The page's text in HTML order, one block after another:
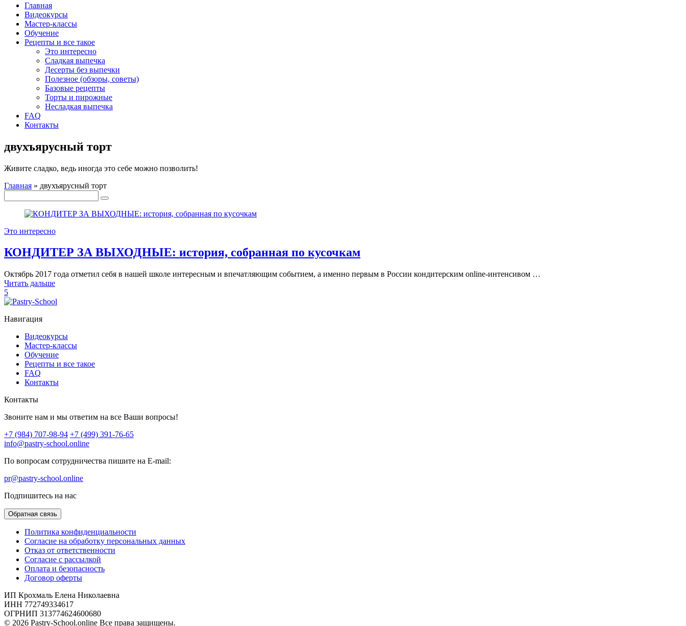
Главная
Видеокурсы
Мастер-классы
Обучение
Рецепты и все такое
Это интересно
Сладкая выпечка
Десерты без выпечки
Полезное (обзоры, советы)
Базовые рецепты
Торты и пирожные
Несладкая выпечка
FAQ
Контакты
двухъярусный торт
Живите сладко, ведь иногда это себе можно позволить!
Главная » двухъярусный торт
Это интересно
КОНДИТЕР ЗА ВЫХОДНЫЕ: история, собранная по кусочкам
Октябрь 2017 года отметил себя в нашей школе интересным и впечатляющим событием, а именно первым в России кондитерским online-интенсивом …
Читать дальше
5
Навигация
Видеокурсы
Мастер-классы
Обучение
Рецепты и все такое
FAQ
Контакты
Контакты
Звоните нам и мы ответим на все Ваши вопросы!
+7 (984) 707-98-94 +7 (499) 391-76-65
info@pastry-school.online
По вопросам сотрудничества пишите на E-mail:
pr@pastry-school.online
Подпишитесь на нас
Обратная связь
Политика конфиденциальности
Согласие на обработку персональных данных
Отказ от ответственности
Согласие с рассылкой
Оплата и безопасность
Договор оферты
ИП Крохмаль Елена Николаевна
ИНН 772749334617
ОГРНИП 313774624600680
© 2026 Pastry-School.online Все права защищены.